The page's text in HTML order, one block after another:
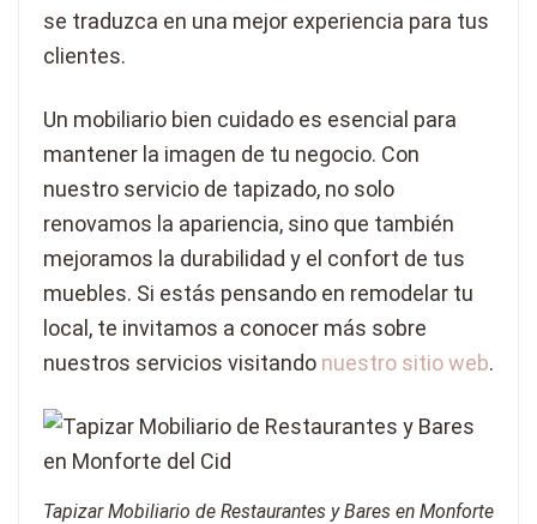
se traduzca en una mejor experiencia para tus
clientes.
Un mobiliario bien cuidado es esencial para
mantener la imagen de tu negocio. Con
nuestro servicio de tapizado, no solo
renovamos la apariencia, sino que también
mejoramos la durabilidad y el confort de tus
muebles. Si estás pensando en remodelar tu
local, te invitamos a conocer más sobre
nuestros servicios visitando nuestro sitio web.
Tapizar Mobiliario de Restaurantes y Bares en Monforte